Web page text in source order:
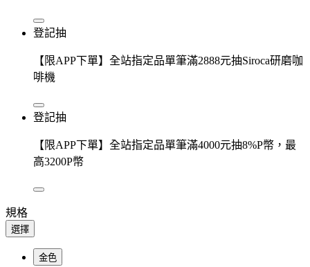
登記抽
【限APP下單】全站指定品單筆滿2888元抽Siroca研磨咖
啡機
登記抽
【限APP下單】全站指定品單筆滿4000元抽8%P幣，最
高3200P幣
規格
選擇
金色